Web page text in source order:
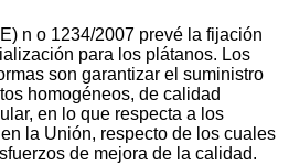
n o 1234/2007 prevé la fijación
para los plátanos. Los
son garantizar el suministro
homogéneos, de calidad
en lo que respecta a los
la Unión, respecto de los cuales
de mejora de la calidad.